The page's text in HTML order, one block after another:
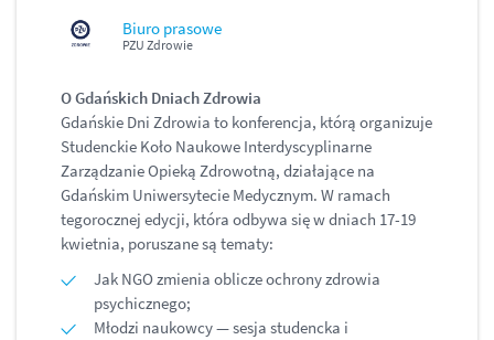
Biuro prasowe
PZU Zdrowie
O Gdańskich Dniach Zdrowia
Gdańskie Dni Zdrowia to konferencja, którą organizuje
Studenckie Koło Naukowe Interdyscyplinarne
Zarządzanie Opieką Zdrowotną, działające na
Gdańskim Uniwersytecie Medycznym. W ramach
tegorocznej edycji, która odbywa się w dniach 17-19
kwietnia, poruszane są tematy:
Jak NGO zmienia oblicze ochrony zdrowia
psychicznego;
Młodzi naukowcy — sesja studencka i